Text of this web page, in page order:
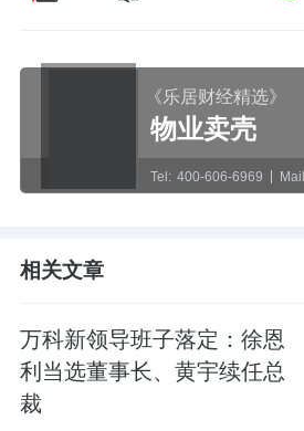
《乐居财经精选》
物业卖壳
Tel: 400-606-6969
相关文章
万科新领导班子落定：徐恩
利当选董事长、黄宇续任总
裁